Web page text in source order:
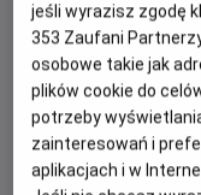
OPIS
Nocne Maratony
maraton z filmami
jeśli wyrazisz zgodę
353 Zaufani
osobowe takie jak
plików cookie do
potrzeby
zainteresowań i
aplikacjach i w